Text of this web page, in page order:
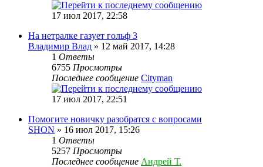
17 июл 2017, 22:58
На нетралке газует гольф 3
Владимир Влад » 12 май 2017, 14:28
1 Ответы
6755 Просмотры
Последнее сообщение Cityman
17 июл 2017, 22:51
Помогите новичку разобратся с вопросами
SHON » 16 июл 2017, 15:26
1 Ответы
5257 Просмотры
Последнее сообщение Андрей Т.